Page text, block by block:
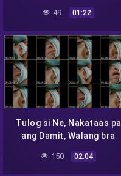
49 01:22
Tulog si Ne, Nakataas pa
ang Damit, Walang bra
150 02:04